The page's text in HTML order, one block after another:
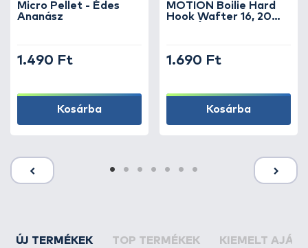
Micro Pellet - Édes
Ananász
1.490 Ft
Kosárba
MOTION Boilie Hard
Hook Wafter 16, 20
1.690 Ft
Kosárba
ÚJ TERMÉKEK TOP TERMÉKEK KIEMELT